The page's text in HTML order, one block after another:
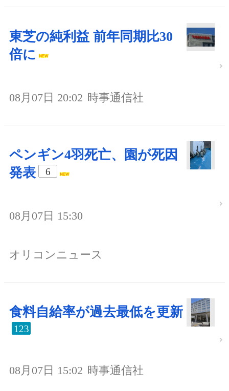
東芝の純利益 前年同期比30
倍に
08月07日 20:02 時事通信社
ペンギン4羽死亡、園が死因
発表
6
08月07日 15:30
オリコンニュース
食料自給率が過去最低を更新
123
08月07日 15:02 時事通信社